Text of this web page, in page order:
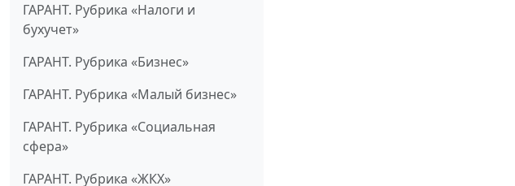
ГАРАНТ. Рубрика «Налоги и
бухучет»
ГАРАНТ. Рубрика «Бизнес»
ГАРАНТ. Рубрика «Малый бизнес»
ГАРАНТ. Рубрика «Социальная
сфера»
ГАРАНТ. Рубрика «ЖКХ»